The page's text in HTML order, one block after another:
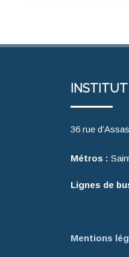
INSTITUT
36 rue
Métros :
Lignes de
Mentions